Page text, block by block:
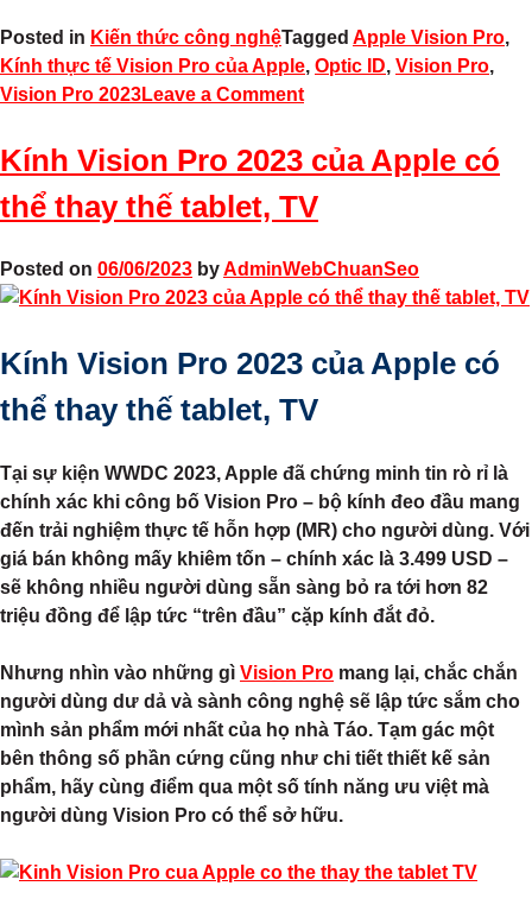
Posted in Kiến thức công nghệTagged Apple Vision Pro,
Kính thực tế Vision Pro của Apple, Optic ID, Vision Pro,
Vision Pro 2023Leave a Comment
Kính Vision Pro 2023 của Apple có
thể thay thế tablet, TV
Posted on 06/06/2023 byAdminWebChuanSeo
Kính Vision Pro 2023 của Apple có
thể thay thế tablet, TV
Tại sự kiện WWDC 2023, Apple đã chứng minh tin rò rỉ là
chính xác khi công bố Vision Pro – bộ kính đeo đầu mang
đến trải nghiệm thực tế hỗn hợp (MR) cho người dùng. Với
giá bán không mấy khiêm tốn – chính xác là 3.499 USD –
sẽ không nhiều người dùng sẵn sàng bỏ ra tới hơn 82
triệu đồng để lập tức “trên đầu” cặp kính đắt đỏ.
Nhưng nhìn vào những gì Vision Pro mang lại, chắc chắn
người dùng dư dả và sành công nghệ sẽ lập tức sắm cho
mình sản phẩm mới nhất của họ nhà Táo. Tạm gác một
bên thông số phần cứng cũng như chi tiết thiết kế sản
phẩm, hãy cùng điểm qua một số tính năng ưu việt mà
người dùng Vision Pro có thể sở hữu.